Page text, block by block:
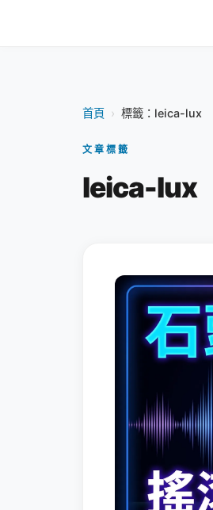
首頁 › 標籤：leica-lux
文章標籤
leica-lux